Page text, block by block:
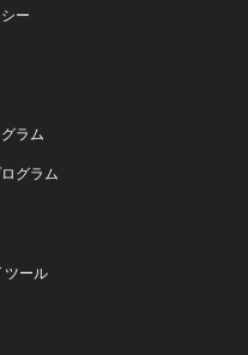
ー
ラム
グラム
ツール